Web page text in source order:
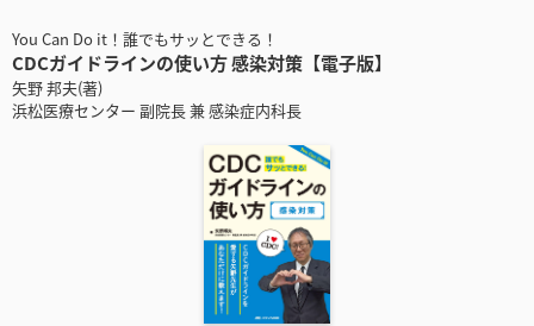
You Can Do it！誰でもサッとできる！
CDCガイドラインの使い方 感染対策【電子版】
矢野 邦夫(著)
浜松医療センター 副院長 兼 感染症内科長